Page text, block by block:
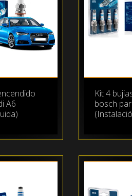
A6
Kit 4
bosch